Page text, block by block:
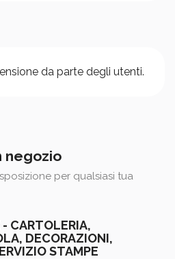
da parte degli utenti.
negozio
per qualsiasi tua
- CARTOLERIA,
DECORAZIONI,
STAMPE